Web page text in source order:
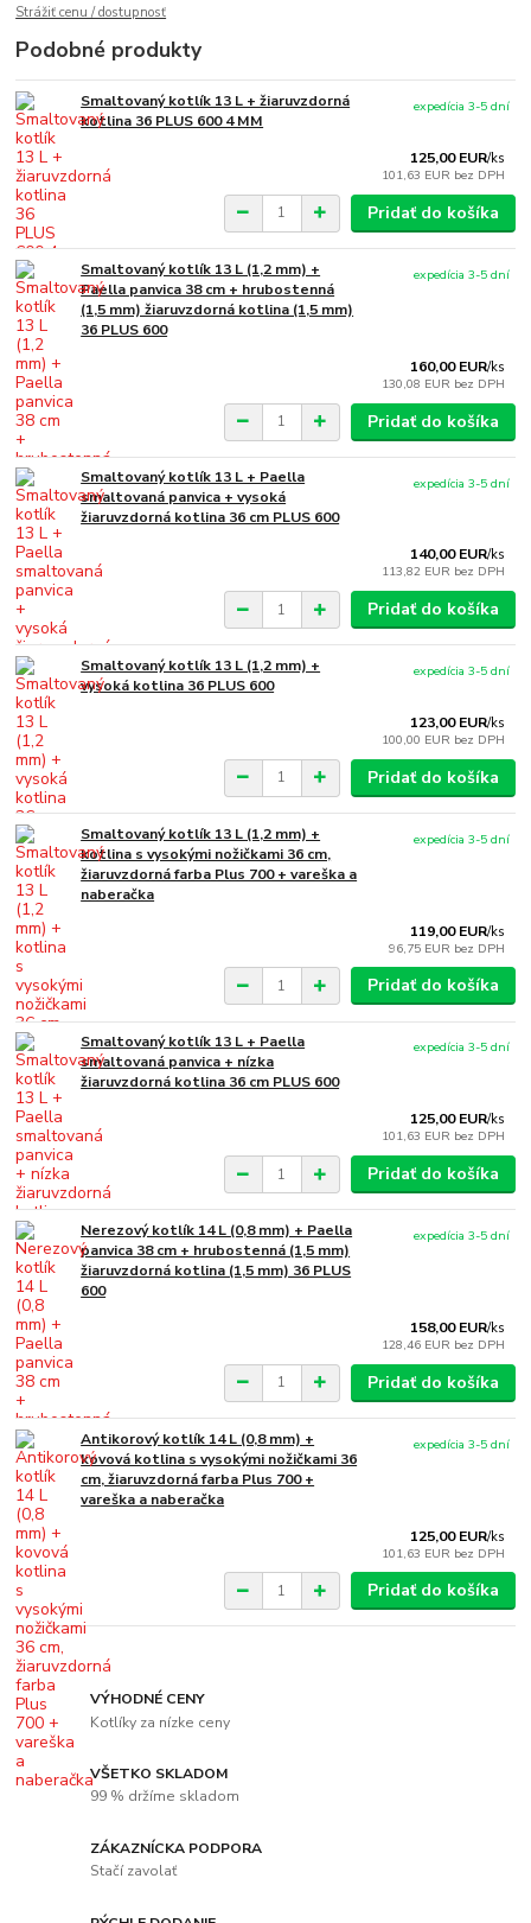
Strážiť cenu / dostupnosť
Podobné produkty
Smaltovaný kotlík 13 L + žiaruvzdorná
kotlina 36 PLUS 600 4 MM
125,00 EUR/ks
101,63 EUR bez DPH
expedícia 3-5 dní
Pridať do košíka
Smaltovaný kotlík 13 L (1,2 mm) +
Paella panvica 38 cm + hrubostenná
(1,5 mm) žiaruvzdorná kotlina (1,5 mm)
36 PLUS 600
160,00 EUR/ks
130,08 EUR bez DPH
expedícia 3-5 dní
Pridať do košíka
Smaltovaný kotlík 13 L + Paella
smaltovaná panvica + vysoká
žiaruvzdorná kotlina 36 cm PLUS 600
140,00 EUR/ks
113,82 EUR bez DPH
expedícia 3-5 dní
Pridať do košíka
Smaltovaný kotlík 13 L (1,2 mm) +
vysoká kotlina 36 PLUS 600
123,00 EUR/ks
100,00 EUR bez DPH
expedícia 3-5 dní
Pridať do košíka
Smaltovaný kotlík 13 L (1,2 mm) +
kotlina s vysokými nožičkami 36 cm,
žiaruvzdorná farba Plus 700 + vareška a
naberačka
119,00 EUR/ks
96,75 EUR bez DPH
expedícia 3-5 dní
Pridať do košíka
Smaltovaný kotlík 13 L + Paella
smaltovaná panvica + nízka
žiaruvzdorná kotlina 36 cm PLUS 600
125,00 EUR/ks
101,63 EUR bez DPH
expedícia 3-5 dní
Pridať do košíka
Nerezový kotlík 14 L (0,8 mm) + Paella
panvica 38 cm + hrubostenná (1,5 mm)
žiaruvzdorná kotlina (1,5 mm) 36 PLUS
600
158,00 EUR/ks
128,46 EUR bez DPH
expedícia 3-5 dní
Pridať do košíka
Antikorový kotlík 14 L (0,8 mm) +
kovová kotlina s vysokými nožičkami 36
cm, žiaruvzdorná farba Plus 700 +
vareška a naberačka
125,00 EUR/ks
101,63 EUR bez DPH
expedícia 3-5 dní
Pridať do košíka
VÝHODNÉ CENY
Kotlíky za nízke ceny
VŠETKO SKLADOM
99 % držíme skladom
ZÁKAZNÍCKA PODPORA
Stačí zavolať